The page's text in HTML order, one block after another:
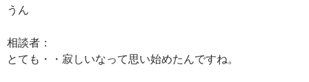
うん
相談者：
とても・・寂しいなって思い始めたんですね。